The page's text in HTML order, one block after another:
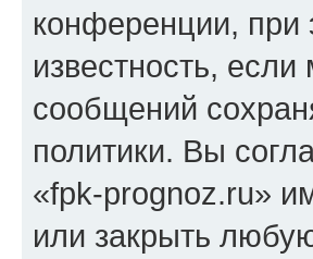
конференции, при
известность,
сообщений
политики. Вы
«fpk-prognoz.ru»
или закрыть